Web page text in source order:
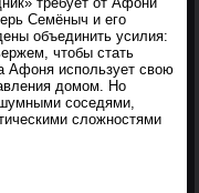
Семёныч и его
объединить усилия:
чтобы стать
Афоня использует свою
домом. Но
соседями,
сложностями